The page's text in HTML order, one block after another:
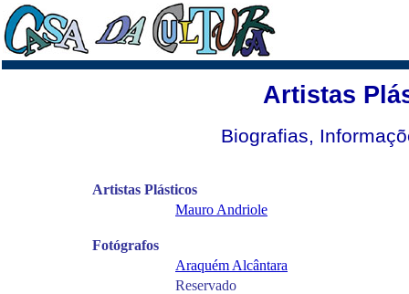
Artistas
Biografias,
Artistas Plásticos
Mauro Andriole
Fotógrafos
Araquém Alcântara
Reservado